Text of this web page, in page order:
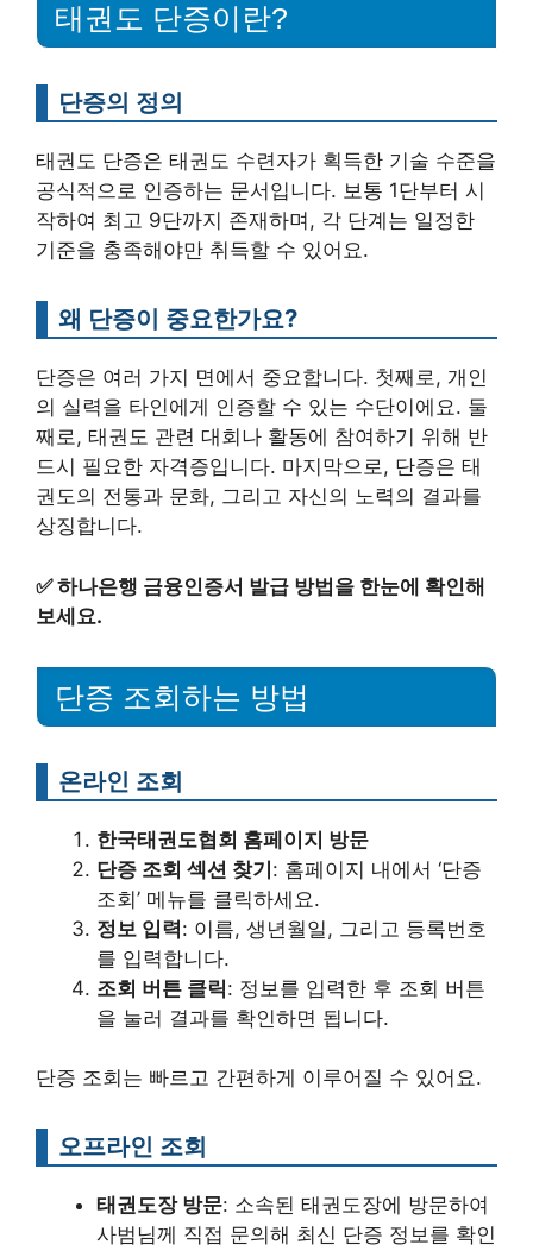
태권도 단증이란?
단증의 정의
태권도 단증은 태권도 수련자가 획득한 기술 수준을
공식적으로 인증하는 문서입니다. 보통 1단부터 시
작하여 최고 9단까지 존재하며, 각 단계는 일정한
기준을 충족해야만 취득할 수 있어요.
왜 단증이 중요한가요?
단증은 여러 가지 면에서 중요합니다. 첫째로, 개인
의 실력을 타인에게 인증할 수 있는 수단이에요. 둘
째로, 태권도 관련 대회나 활동에 참여하기 위해 반
드시 필요한 자격증입니다. 마지막으로, 단증은 태
권도의 전통과 문화, 그리고 자신의 노력의 결과를
상징합니다.
✅하나은행 금융인증서 발급 방법을 한눈에 확인해
보세요.
단증 조회하는 방법
온라인 조회
한국태권도협회 홈페이지 방문
단증 조회 섹션 찾기: 홈페이지 내에서 ‘단증
조회’ 메뉴를 클릭하세요.
정보 입력: 이름, 생년월일, 그리고 등록번호
를 입력합니다.
조회 버튼 클릭: 정보를 입력한 후 조회 버튼
을 눌러 결과를 확인하면 됩니다.
단증 조회는 빠르고 간편하게 이루어질 수 있어요.
오프라인 조회
태권도장 방문: 소속된 태권도장에 방문하여
사범님께 직접 문의해 최신 단증 정보를 확인